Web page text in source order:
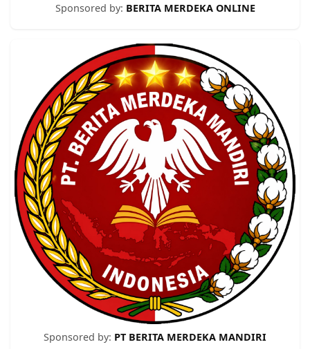
Sponsored by: BERITA MERDEKA ONLINE
Sponsored by: PT BERITA MERDEKA MANDIRI